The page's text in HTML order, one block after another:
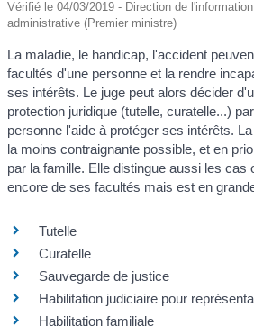
Vérifié le 04/03/2019 - Direction de
administrative (Premier ministre)
La maladie, le handicap, l'accident
facultés d'une personne et la rendre
ses intérêts. Le juge peut alors décider
protection juridique (tutelle, curatelle...)
personne l'aide à protéger ses intérêts.
la moins contraignante possible, et en
par la famille. Elle distingue aussi les cas
encore de ses facultés mais est en
Tutelle
Curatelle
Sauvegarde de justice
Habilitation judiciaire pour
Habilitation familiale